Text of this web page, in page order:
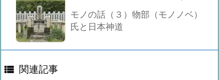
モノの話（３）物部（モノノベ）
氏と日本神道
 関連記事